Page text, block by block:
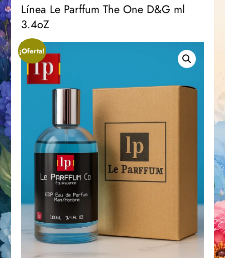
Línea Le Parffum The One D&G ml
3.4oZ
¡Oferta!